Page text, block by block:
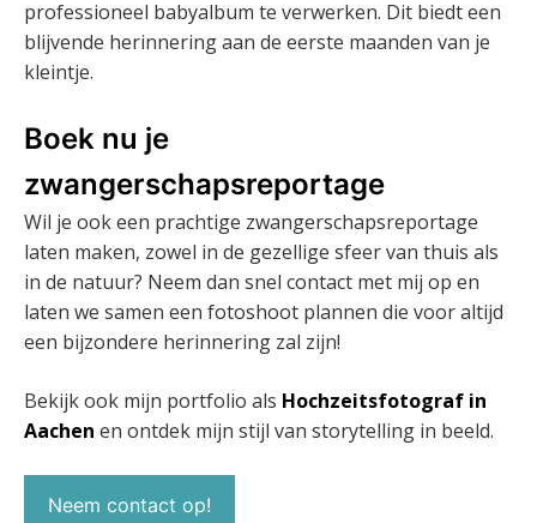
professioneel babyalbum te verwerken. Dit biedt een
blijvende herinnering aan de eerste maanden van je
kleintje.
Boek nu je
zwangerschapsreportage
Wil je ook een prachtige zwangerschapsreportage
laten maken, zowel in de gezellige sfeer van thuis als
in de natuur? Neem dan snel contact met mij op en
laten we samen een fotoshoot plannen die voor altijd
een bijzondere herinnering zal zijn!
Bekijk ook mijn portfolio als Hochzeitsfotograf in
Aachen en ontdek mijn stijl van storytelling in beeld.
Neem contact op!